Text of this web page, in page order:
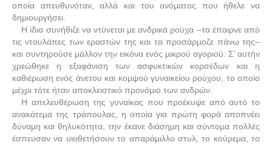
οποία απευθυνόταν, αλλά και του ονόµατος που ήθελε να
δημιουργήσει.
Η ίδια συνήθιζε να ντύνεται µε ανδρικά ρούχα –τα έπαιρνε από
τις ντουλάπες των εραστών της και τα προσάρµοζε πάνω της–
και συντηρούσε µάλλον την εικόνα ενός µικρού αγοριού. Σ’ αυτήν
χρεώθηκε η εξαφάνιση των ασφυκτικών κορσέδων και η
καθιέρωση ενός άνετου και κοµψού γυναικείου ρούχου, το οποίο
µέχρι τότε ήταν αποκλειστικό προνόµιο των ανδρών.
Η απελευθέρωση της γυναίκας που προέκυψε από αυτό το
ανακάτεµα της τράπουλας, η οποία για πρώτη φορά αποπνέει
δύναμη και θηλυκότητα, την έκανε διάσηµη και σύντοµα πολλές
έσπευσαν να υιοθετήσουν το απαράµιλλο στυλ, το κούρεµα, το